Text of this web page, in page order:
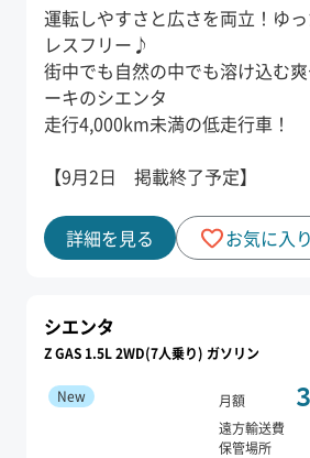
運転しやすさと広さを両立！ゆ
レスフリー♪
街中でも自然の中でも溶け込む
ーキのシエンタ
走行4,000km未満の低走行車！
【9月2日 掲載終了予定】
詳細を見る お気に入り
シエンタ
Z GAS 1.5L 2WD(7人乗り) ガソリン
New 月額
遠方輸送費
保管場所